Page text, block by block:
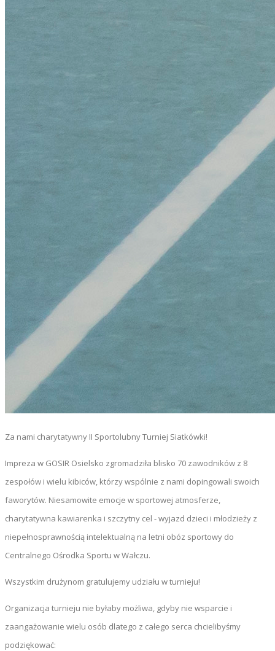
Za nami charytatywny II Sportolubny Turniej Siatkówki!
Impreza w GOSIR Osielsko zgromadziła blisko 70 zawodników z 8
zespołów i wielu kibiców, którzy wspólnie z nami dopingowali swoich
faworytów. Niesamowite emocje w sportowej atmosferze,
charytatywna kawiarenka i szczytny cel - wyjazd dzieci i młodzieży z
niepełnosprawnością intelektualną na letni obóz sportowy do
Centralnego Ośrodka Sportu w Wałczu.
Wszystkim drużynom gratulujemy udziału w turnieju!
Organizacja turnieju nie byłaby możliwa, gdyby nie wsparcie i
zaangażowanie wielu osób dlatego z całego serca chcielibyśmy
podziękować: